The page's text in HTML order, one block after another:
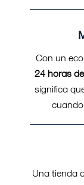
Con un
24 horas
significa
Una tienda